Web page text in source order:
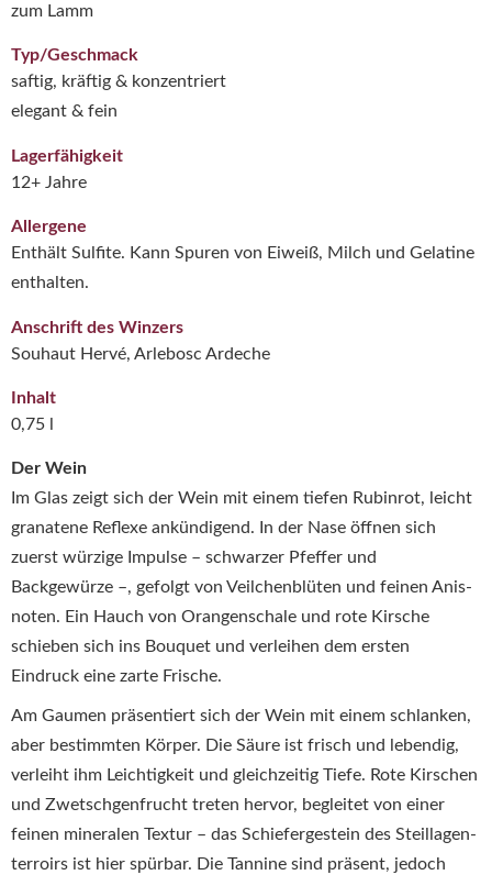
Der Wein
Im Glas zeigt sich der Wein mit einem tiefen Rubinrot, leicht
granatene Reflexe ankündigend. In der Nase öffnen sich
zuerst würzige Impulse – schwarzer Pfeffer und
Backgewürze –, gefolgt von Veilchenblüten und feinen Anis­
noten. Ein Hauch von Orangenschale und rote Kirsche
schieben sich ins Bouquet und verleihen dem ersten
Eindruck eine zarte Frische.
Am Gaumen präsentiert sich der Wein mit einem schlanken,
aber bestimmten Körper. Die Säure ist frisch und lebendig,
verleiht ihm Leichtigkeit und gleichzeitig Tiefe. Rote Kirschen
und Zwetschgenfrucht treten hervor, begleitet von einer
feinen mineralen Textur – das Schiefergestein des Steillagen­
terroirs ist hier spürbar. Die Tannine sind präsent, jedoch
zum Lamm
Typ/Geschmack
saftig, kräftig & konzentriert
elegant & fein
Lagerfähigkeit
12+ Jahre
Allergene
Enthält Sulfite. Kann Spuren von Eiweiß, Milch und Gelatine
enthalten.
Anschrift des Winzers
Souhaut Hervé, Arlebosc Ardeche
Inhalt
0,75 l